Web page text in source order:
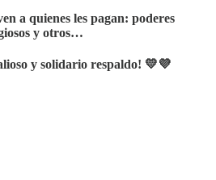
a quienes les pagan: poderes
y otros…
y solidario respaldo! 💛💜